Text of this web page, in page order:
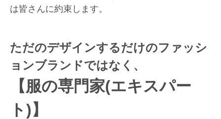
は皆さんに約束します。
ただのデザインするだけのファッシ
ョンブランドではなく、
【服の専門家(エキスパー
ト)】